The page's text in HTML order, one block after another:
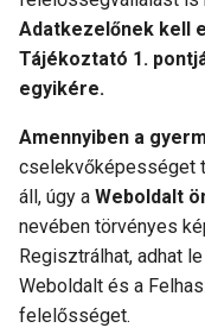
Adatkezelőnek kell
Tájékoztató 1.
egyikére.
Amennyiben a
cselekvőképességet
áll, úgy a Weboldalt
nevében törvényes
Regisztrálhat, adhat
Weboldalt és a
felelősséget.